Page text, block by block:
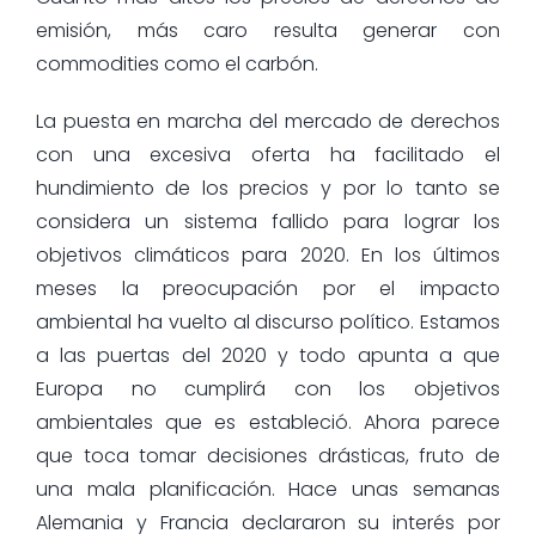
emisión, más caro resulta generar con
commodities como el carbón.
La puesta en marcha del mercado de derechos
con una excesiva oferta ha facilitado el
hundimiento de los precios y por lo tanto se
considera un sistema fallido para lograr los
objetivos climáticos para 2020. En los últimos
meses la preocupación por el impacto
ambiental ha vuelto al discurso político. Estamos
a las puertas del 2020 y todo apunta a que
Europa no cumplirá con los objetivos
ambientales que es estableció. Ahora parece
que toca tomar decisiones drásticas, fruto de
una mala planificación. Hace unas semanas
Alemania y Francia declararon su interés por